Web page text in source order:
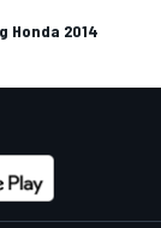
Honda 2014